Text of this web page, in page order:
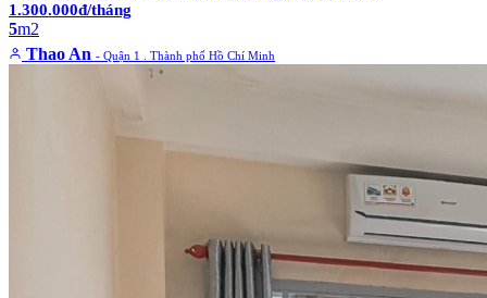
1.300.000đ/tháng
5m2
Thao An - Quận 1 . Thành phố Hồ Chí Minh